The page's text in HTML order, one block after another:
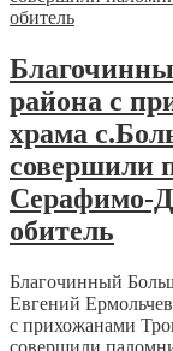
района с
храма
совершили
Серафимо-
обитель
Благочинный
Евгений
с прихожанами
совершили